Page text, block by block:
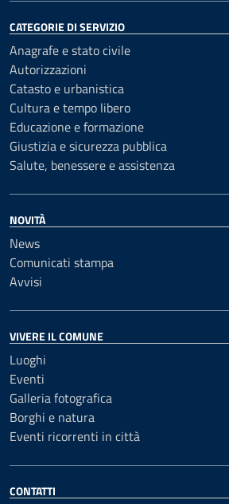
CATEGORIE DI SERVIZIO
Anagrafe e stato civile
Autorizzazioni
Catasto e urbanistica
Cultura e tempo libero
Educazione e formazione
Giustizia e sicurezza pubblica
Salute, benessere e assistenza
NOVITÀ
News
Comunicati stampa
Avvisi
VIVERE IL COMUNE
Luoghi
Eventi
Galleria fotografica
Borghi e natura
Eventi ricorrenti in città
CONTATTI